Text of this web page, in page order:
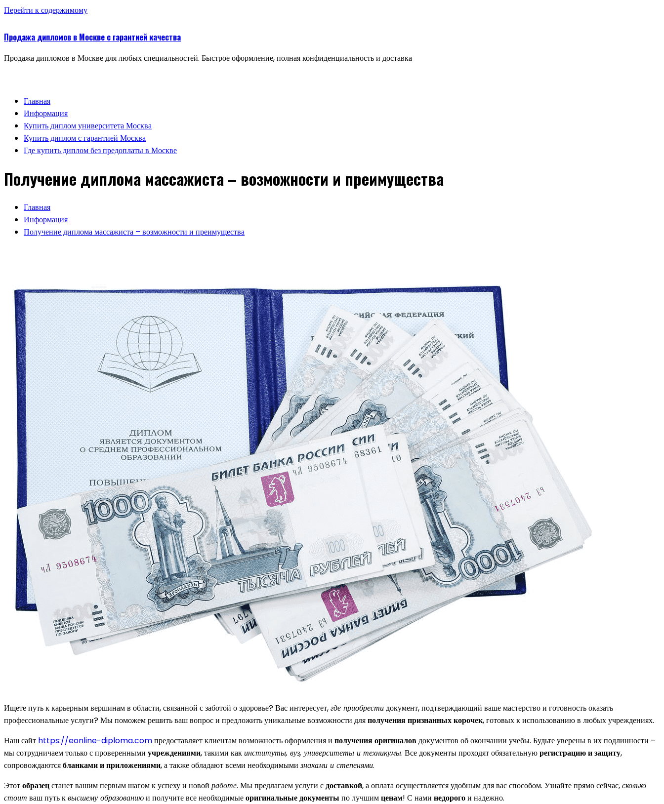
Перейти к содержимому
Продажа дипломов в Москве с гарантией качества
Продажа дипломов в Москве для любых специальностей. Быстрое оформление, полная конфиденциальность и доставка
Главная
Информация
Купить диплом университета Москва
Купить диплом с гарантией Москва
Где купить диплом без предоплаты в Москве
Получение диплома массажиста – возможности и преимущества
Главная
Информация
Получение диплома массажиста – возможности и преимущества
Ищете путь к карьерным вершинам в области, связанной с заботой о здоровье? Вас интересует,где приобрестидокумент, подтверждающий ваше мастерство и готовность оказать
профессиональные услуги? Мы поможем решить ваш вопрос и предложить уникальные возможности дляполучения признанных корочек, готовых к использованию в любых учреждениях.
Наш сайт https://eonline-diploma.comпредоставляет клиентам возможность оформления и получения оригиналовдокументов об окончании учебы. Будьте уверены в их подлинности –
мы сотрудничаем только с проверенными учреждениями, такими какинституты, вуз, университеты и техникумы. Все документы проходят обязательнуюрегистрацию и защиту,
сопровождаютсябланками и приложениями, а также обладают всеми необходимымизнаками и степенями.
Этотобразецстанет вашим первым шагом к успеху и новой работе. Мы предлагаем услуги сдоставкой, а оплата осуществляется удобным для вас способом. Узнайте прямо сейчас,сколько
стоит ваш путь квысшему образованиюи получите все необходимыеоригинальные документы по лучшимценам! С нами недорогои надежно.